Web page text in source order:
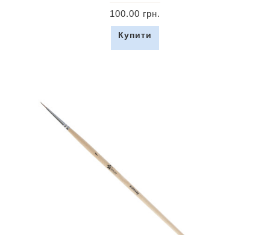
100.00 грн.
Купити